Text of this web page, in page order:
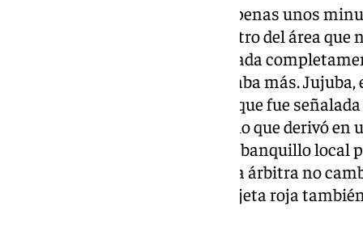
El Athletic no frenó su ritmo. Apenas unos
su ‘hat-trick’ tras un rebote dentro del área
difícil de levantar para un Granada
para reaccionar. Pero aún quedaba más.
contragolpe, cometió una falta que fue
‘FVS’ (Falta Violenta Señalada), lo que derivó
al Granada con 10 jugadoras. El banquillo local
considerándola excesiva, pero la árbitra no
doble. Expulsión de Jujuba y tarjeta roja